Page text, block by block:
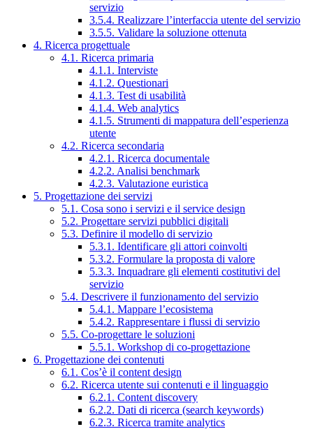
servizio
3.5.4. Realizzare l’interfaccia utente del servizio
3.5.5. Validare la soluzione ottenuta
4. Ricerca progettuale
4.1. Ricerca primaria
4.1.1. Interviste
4.1.2. Questionari
4.1.3. Test di usabilità
4.1.4. Web analytics
4.1.5. Strumenti di mappatura dell’esperienza
utente
4.2. Ricerca secondaria
4.2.1. Ricerca documentale
4.2.2. Analisi benchmark
4.2.3. Valutazione euristica
5. Progettazione dei servizi
5.1. Cosa sono i servizi e il service design
5.2. Progettare servizi pubblici digitali
5.3. Definire il modello di servizio
5.3.1. Identificare gli attori coinvolti
5.3.2. Formulare la proposta di valore
5.3.3. Inquadrare gli elementi costitutivi del
servizio
5.4. Descrivere il funzionamento del servizio
5.4.1. Mappare l’ecosistema
5.4.2. Rappresentare i flussi di servizio
5.5. Co-progettare le soluzioni
5.5.1. Workshop di co-progettazione
6. Progettazione dei contenuti
6.1. Cos’è il content design
6.2. Ricerca utente sui contenuti e il linguaggio
6.2.1. Content discovery
6.2.2. Dati di ricerca (search keywords)
6.2.3. Ricerca tramite analytics